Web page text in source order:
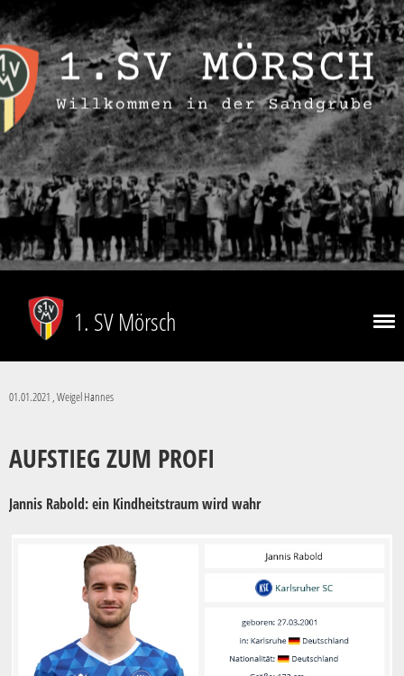
1. SV Mörsch
01.01.2021 , Weigel Hannes
AUFSTIEG ZUM PROFI
Jannis Rabold: ein Kindheitstraum wird wahr